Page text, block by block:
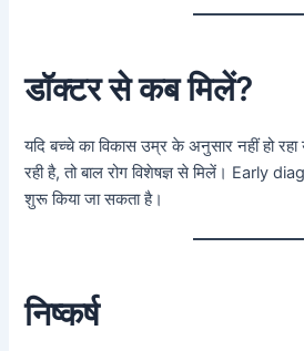
डॉक्टर से कब मिलें?
यदि बच्चे का विकास उम्र के अनुसार नहीं हो रहा
रही है, तो बाल रोग विशेषज्ञ से मिलें। Early
शुरू किया जा सकता है।
निष्कर्ष